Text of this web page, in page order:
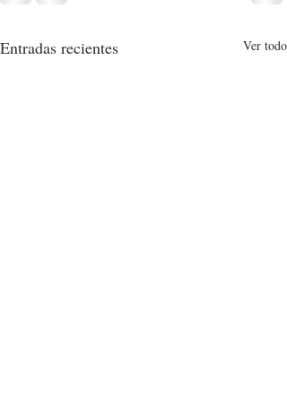
Entradas recientes Ver todo